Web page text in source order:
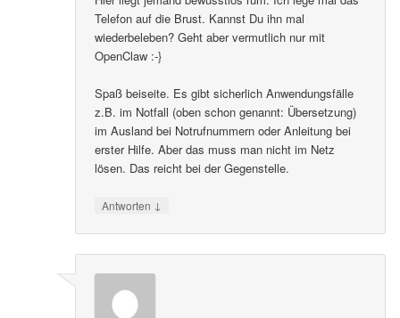
Telefon auf die Brust. Kannst Du ihn mal
wiederbeleben? Geht aber vermutlich nur mit
OpenClaw :-}
Spaß beiseite. Es gibt sicherlich Anwendungsfälle
z.B. im Notfall (oben schon genannt: Übersetzung)
im Ausland bei Notrufnummern oder Anleitung bei
erster Hilfe. Aber das muss man nicht im Netz
lösen. Das reicht bei der Gegenstelle.
Antworten ↓